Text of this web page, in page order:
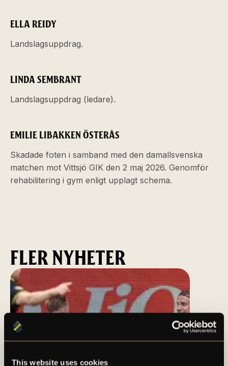
This website uses cookies
ELLA REIDY
Landslagsuppdrag.
LINDA SEMBRANT
Landslagsuppdrag (ledare).
EMILIE LIBAKKEN ÖSTERÅS
Skadade foten i samband med den damallsvenska
matchen mot Vittsjö GIK den 2 maj 2026. Genomför
rehabilitering i gym enligt upplagt schema.
FLER NYHETER